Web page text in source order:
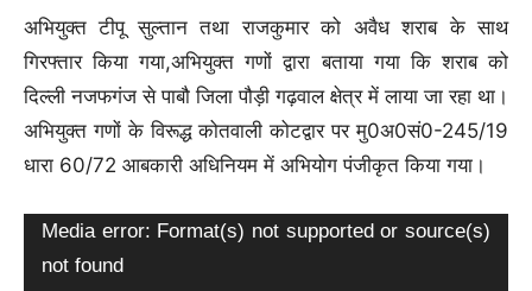
अभियुक्त टीपू सुल्तान तथा राजकुमार को अवैध शराब के साथ
गिरफ्तार किया गया,अभियुक्त गणों द्वारा बताया गया कि शराब को
दिल्ली नजफगंज से पाबौ जिला पौड़ी गढ़वाल क्षेत्र में लाया जा रहा था।
अभियुक्त गणों के विरूद्ध कोतवाली कोटद्वार पर मु0अ0सं0-245/19
धारा 60/72 आबकारी अधिनियम में अभियोग पंजीकृत किया गया।
Video
Player
Media error: Format(s) not supported or source(s)
not found